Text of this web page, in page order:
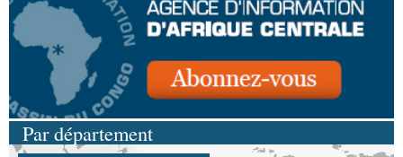
Par département